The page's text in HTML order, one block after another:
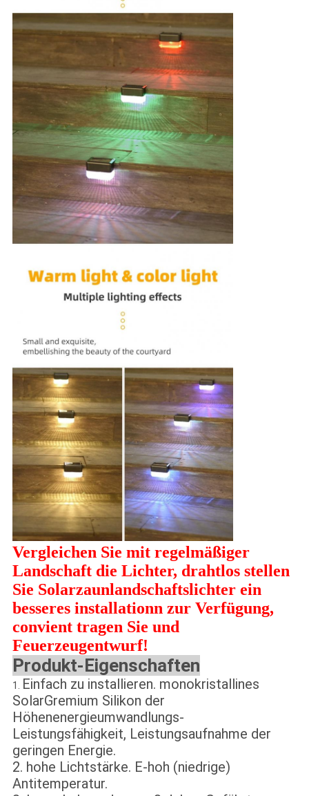
Vergleichen Sie mit regelmäßiger
Landschaft die Lichter, drahtlos stellen
Sie Solarzaunlandschaftslichter ein
besseres installationn zur Verfügung,
convient tragen Sie und
Feuerzeugentwurf!
Produkt-Eigenschaften
1. Einfach zu installieren. monokristallines
SolarGremium Silikon der
Höhenenergieumwandlungs-
Leistungsfähigkeit, Leistungsaufnahme der
geringen Energie.
2. hohe Lichtstärke. E-hoh (niedrige)
Antitemperatur.